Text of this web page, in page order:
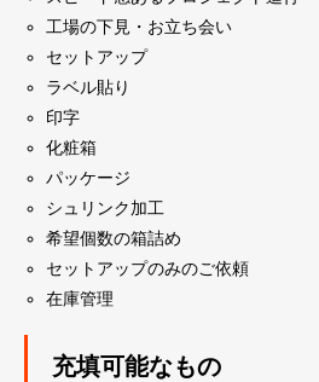
工場の下見・お立ち会い
セットアップ
ラベル貼り
印字
化粧箱
パッケージ
シュリンク加工
希望個数の箱詰め
セットアップのみのご依頼
在庫管理
充填可能なもの